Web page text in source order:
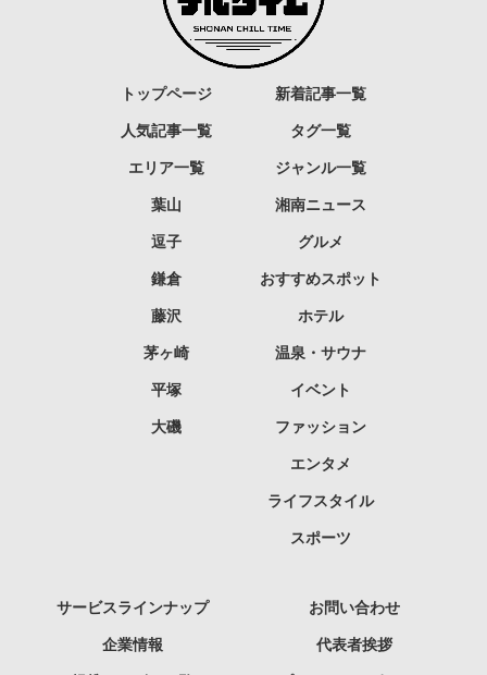
トップページ 新着記事一覧
人気記事一覧 タグ一覧
エリア一覧
葉山
逗子
鎌倉
藤沢
茅ヶ崎
平塚
大磯
ジャンル一覧
湘南ニュース
グルメ
おすすめスポット
ホテル
温泉・サウナ
イベント
ファッション
エンタメ
ライフスタイル
スポーツ
サービスラインナップ お問い合わせ
企業情報 代表者挨拶